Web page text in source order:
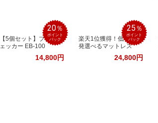
20％
ポイント
バック
【5個セット】ブレスチ
ェッカー EB-100
14,800円
25％
ポイント
バック
楽天1位獲得！低×高反
発選べるマットレス
24,800円